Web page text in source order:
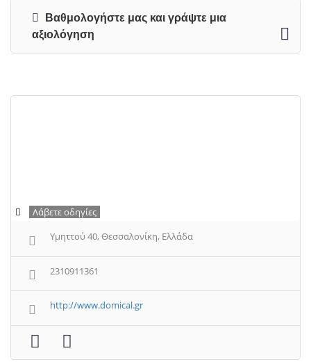
Βαθμολογήστε μας και γράψτε μια
αξιολόγηση
Λάβετε οδηγίες
Υμηττού 40, Θεσσαλονίκη, Ελλάδα
2310911361
http://www.domical.gr